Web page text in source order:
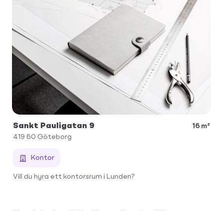
Sankt Pauligatan 9
16 m²
419 60 Göteborg
Kontor
Vill du hyra ett kontorsrum i Lunden?